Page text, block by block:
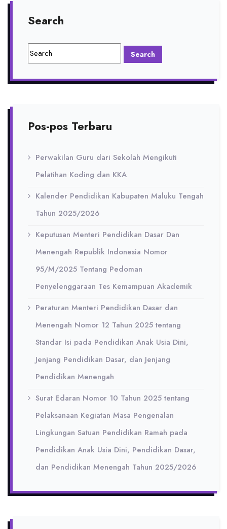
Search
Pos-pos Terbaru
Perwakilan Guru dari Sekolah Mengikuti
Pelatihan Koding dan KKA
Kalender Pendidikan Kabupaten Maluku Tengah
Tahun 2025/2026
Keputusan Menteri Pendidikan Dasar Dan
Menengah Republik Indonesia Nomor
95/M/2025 Tentang Pedoman
Penyelenggaraan Tes Kemampuan Akademik
Peraturan Menteri Pendidikan Dasar dan
Menengah Nomor 12 Tahun 2025 tentang
Standar Isi pada Pendidikan Anak Usia Dini,
Jenjang Pendidikan Dasar, dan Jenjang
Pendidikan Menengah
Surat Edaran Nomor 10 Tahun 2025 tentang
Pelaksanaan Kegiatan Masa Pengenalan
Lingkungan Satuan Pendidikan Ramah pada
Pendidikan Anak Usia Dini, Pendidikan Dasar,
dan Pendidikan Menengah Tahun 2025/2026